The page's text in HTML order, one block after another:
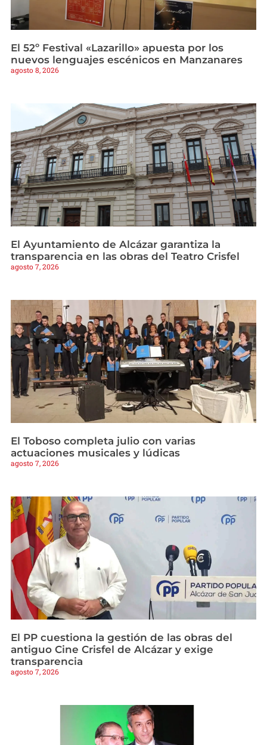
El 52º Festival «Lazarillo» apuesta por los
nuevos lenguajes escénicos en Manzanares
agosto 8, 2026
El Ayuntamiento de Alcázar garantiza la
transparencia en las obras del Teatro Crisfel
agosto 7, 2026
El Toboso completa julio con varias
actuaciones musicales y lúdicas
agosto 7, 2026
El PP cuestiona la gestión de las obras del
antiguo Cine Crisfel de Alcázar y exige
transparencia
agosto 7, 2026